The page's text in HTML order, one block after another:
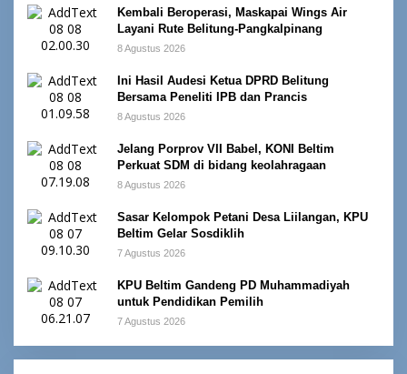
Kembali Beroperasi, Maskapai Wings Air
Layani Rute Belitung-Pangkalpinang
8 Agustus 2026
Ini Hasil Audesi Ketua DPRD Belitung
Bersama Peneliti IPB dan Prancis
8 Agustus 2026
Jelang Porprov VII Babel, KONI Beltim
Perkuat SDM di bidang keolahragaan
8 Agustus 2026
Sasar Kelompok Petani Desa Liilangan, KPU
Beltim Gelar Sosdiklih
7 Agustus 2026
KPU Beltim Gandeng PD Muhammadiyah
untuk Pendidikan Pemilih
7 Agustus 2026